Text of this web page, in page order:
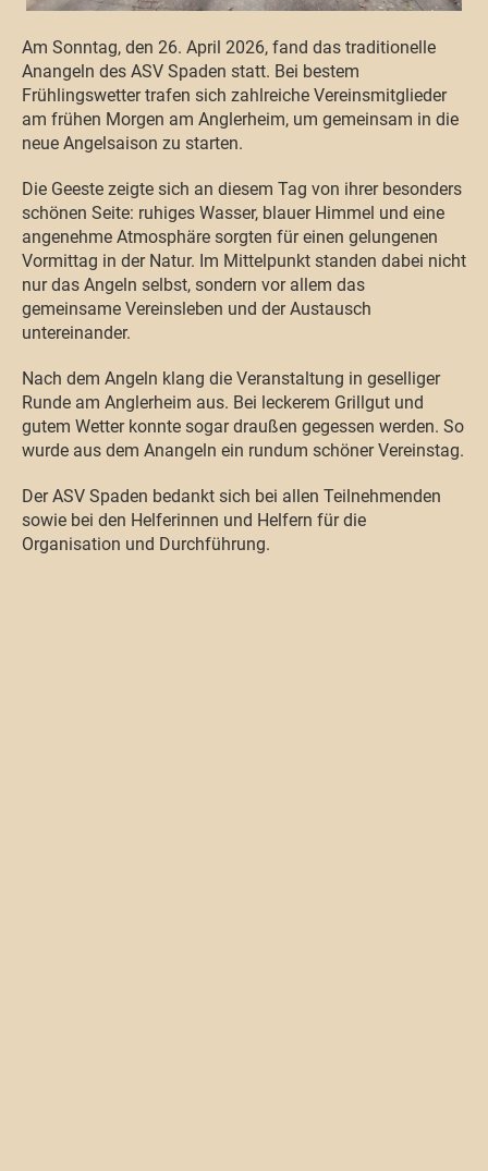
Am Sonntag, den 26. April 2026, fand das traditionelle
Anangeln des ASV Spaden statt. Bei bestem
Frühlingswetter trafen sich zahlreiche Vereinsmitglieder
am frühen Morgen am Anglerheim, um gemeinsam in die
neue Angelsaison zu starten.
Die Geeste zeigte sich an diesem Tag von ihrer besonders
schönen Seite: ruhiges Wasser, blauer Himmel und eine
angenehme Atmosphäre sorgten für einen gelungenen
Vormittag in der Natur. Im Mittelpunkt standen dabei nicht
nur das Angeln selbst, sondern vor allem das
gemeinsame Vereinsleben und der Austausch
untereinander.
Nach dem Angeln klang die Veranstaltung in geselliger
Runde am Anglerheim aus. Bei leckerem Grillgut und
gutem Wetter konnte sogar draußen gegessen werden. So
wurde aus dem Anangeln ein rundum schöner Vereinstag.
Der ASV Spaden bedankt sich bei allen Teilnehmenden
sowie bei den Helferinnen und Helfern für die
Organisation und Durchführung.